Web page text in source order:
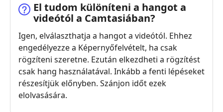
El tudom különíteni a hangot a
videótól a Camtasiában?
Igen, elválaszthatja a hangot a videótól. Ehhez
engedélyezze a Képernyőfelvételt, ha csak
rögzíteni szeretne. Ezután elkezdheti a rögzítést
csak hang használatával. Inkább a fenti lépéseket
részesítjük előnyben. Szánjon időt ezek
elolvasására.